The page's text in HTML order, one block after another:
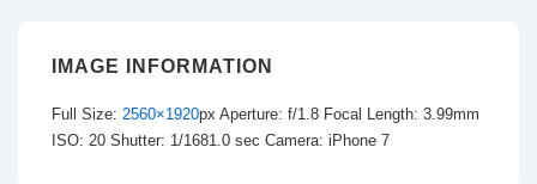
IMAGE INFORMATION
Full Size: 2560×1920px Aperture: f/1.8 Focal Length: 3.99mm
ISO: 20 Shutter: 1/1681.0 sec Camera: iPhone 7